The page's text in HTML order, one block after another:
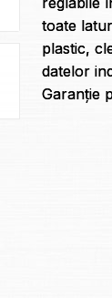
toate
plastic,
datelor
Garanție